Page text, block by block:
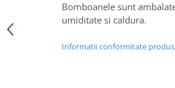
Aparatura medicala
Plasturi
Altele-Produse tehnico-medicale
Bomboanele sunt
umiditate si caldura.
Informatii conformitate produs